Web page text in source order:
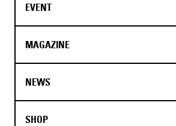
EVENT
MAGAZINE
NEWS
SHOP